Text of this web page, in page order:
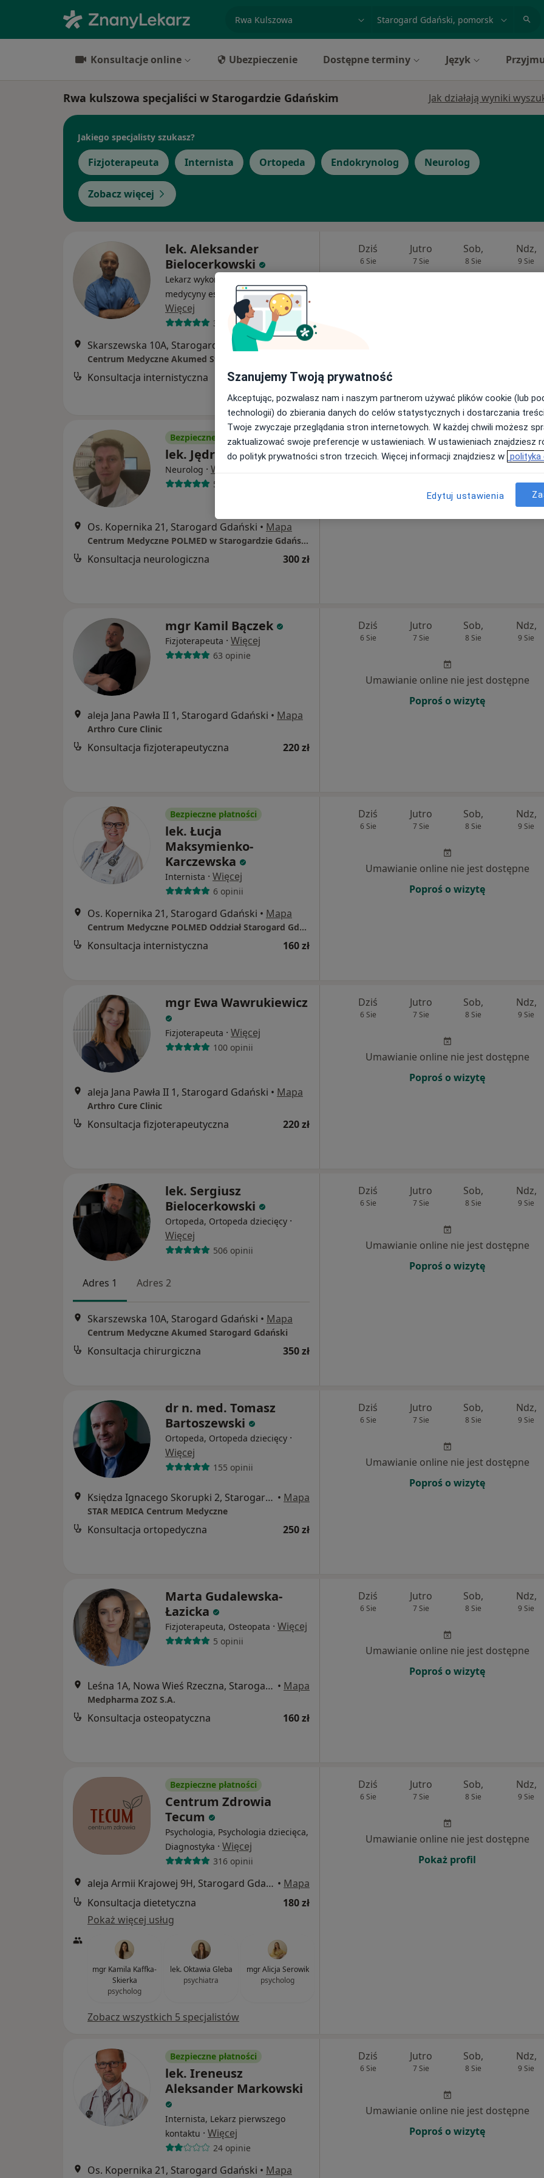
miasto lub dzielnica
Konsultacje online Ubezpieczenie Dostępne terminy Język
Rwa kulszowa specjaliści w Starogardzie Gdańskim Jak działają wyniki
Jakiego specjalisty szukasz?
Fizjoterapeuta Internista Ortopeda Endokrynolog Neurolog
Zobacz więcej
lek. Aleksander
Bielocerkowski
Lekarz wykonujący zabiegi
medycyny estetycznej, Internista·
Więcej
31 opinii
Skarszewska 10A, Starogard Gdański•Mapa
Centrum Medyczne Akumed Starogard Gdański
Konsultacja internistyczna od 200 zł
Dziś
6 Sie
Jutro
7 Sie
Sob,
8 Sie
Ndz,
9 Sie
Bezpieczne płatności
lek. Jędrzej Wojtoń
Neurolog · Więcej
52 opinie
Os. Kopernika 21, Starogard Gdański • Mapa
Centrum Medyczne POLMED w Starogardzie Gdańskim
Konsultacja neurologiczna 300 zł
Dziś Jutro Sob, Ndz,
9 Sie
Umawianie online nie jest dostępne
mgr Kamil Bączek
Fizjoterapeuta · Więcej
63 opinie
aleja Jana Pawła II 1, Starogard Gdański • Mapa
Arthro Cure Clinic
Konsultacja fizjoterapeutyczna 220 zł
Dziś
6 Sie
Jutro
7 Sie
Sob,
8 Sie
Ndz,
9 Sie
Umawianie online nie jest dostępne
Poproś o wizytę
Bezpieczne płatności
lek. Łucja
Maksymienko-
Karczewska
Internista · Więcej
6 opinii
Os. Kopernika 21, Starogard Gdański • Mapa
Centrum Medyczne POLMED Oddział Starogard Gdański
Konsultacja internistyczna 160 zł
Dziś
6 Sie
Jutro
7 Sie
Sob,
8 Sie
Ndz,
9 Sie
Umawianie online nie jest dostępne
Poproś o wizytę
mgr Ewa Wawrukiewicz
Fizjoterapeuta · Więcej
100 opinii
aleja Jana Pawła II 1, Starogard Gdański • Mapa
Arthro Cure Clinic
Konsultacja fizjoterapeutyczna 220 zł
Dziś
6 Sie
Jutro
7 Sie
Sob,
8 Sie
Ndz,
9 Sie
Umawianie online nie jest dostępne
Poproś o wizytę
lek. Sergiusz
Bielocerkowski
Ortopeda, Ortopeda dziecięcy ·
Więcej
506 opinii
Adres 1 Adres 2
Skarszewska 10A, Starogard Gdański • Mapa
Centrum Medyczne Akumed Starogard Gdański
Konsultacja chirurgiczna 350 zł
Dziś
6 Sie
Jutro
7 Sie
Sob,
8 Sie
Ndz,
9 Sie
Umawianie online nie jest dostępne
Poproś o wizytę
dr n. med. Tomasz
Bartoszewski
Ortopeda, Ortopeda dziecięcy ·
Więcej
155 opinii
Księdza Ignacego Skorupki 2, Starogard Gdański • Mapa
STAR MEDICA Centrum Medyczne
Konsultacja ortopedyczna 250 zł
Dziś
6 Sie
Jutro
7 Sie
Sob,
8 Sie
Ndz,
9 Sie
Umawianie online nie jest dostępne
Poproś o wizytę
Marta Gudalewska-
Łazicka
Fizjoterapeuta, Osteopata · Więcej
5 opinii
Leśna 1A, Nowa Wieś Rzeczna, Starogard Gdański • Mapa
Medpharma ZOZ S.A.
Konsultacja osteopatyczna 160 zł
Dziś
6 Sie
Jutro
7 Sie
Sob,
8 Sie
Ndz,
9 Sie
Umawianie online nie jest dostępne
Poproś o wizytę
Bezpieczne płatności
Centrum Zdrowia
Tecum
Psychologia, Psychologia dziecięca,
Diagnostyka · Więcej
316 opinii
aleja Armii Krajowej 9H, Starogard Gdański • Mapa
Konsultacja dietetyczna
180 zł
Pokaż więcej usług
mgr Kamila Kaffka-
Skierka
psycholog
lek. Oktawia Gleba
psychiatra
mgr Alicja Serowik
psycholog
Zobacz wszystkich 5 specjalistów
Dziś
6 Sie
Jutro
7 Sie
Sob,
8 Sie
Ndz,
9 Sie
Umawianie online nie jest dostępne
Pokaż profil
Bezpieczne płatności
lek. Ireneusz
Aleksander Markowski
Internista, Lekarz pierwszego
kontaktu · Więcej
24 opinie
Os. Kopernika 21, Starogard Gdański • Mapa
Dziś
6 Sie
Jutro
7 Sie
Sob,
8 Sie
Ndz,
9 Sie
Umawianie online nie jest dostępne
Poproś o wizytę
Szanujemy Twoją prywatność
Akceptując, pozwalasz nam i naszym partnerom używać plików cookie (lub
technologii) do zbierania danych do celów statystycznych i dostarczania
Twoje zwyczaje przeglądania stron internetowych. W każdej chwili możesz
zaktualizować swoje preferencje w ustawieniach. W ustawieniach znajdziesz
do polityk prywatności stron trzecich. Więcej informacji znajdziesz w polityka
Edytuj ustawienia